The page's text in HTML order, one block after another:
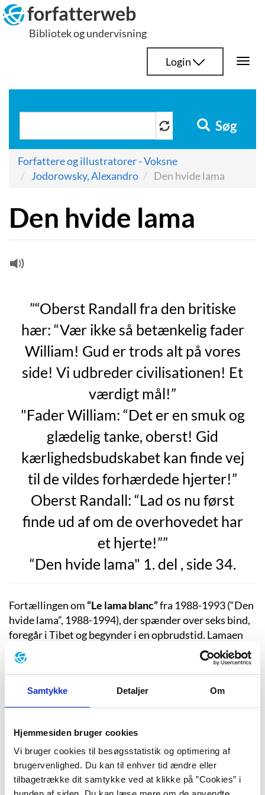
Samtykke Detaljer Om
Hjemmesiden bruger cookies
Vi bruger cookies til besøgsstatistik og optimering af
brugervenlighed. Du kan til enhver tid ændre eller
tilbagetrække dit samtykke ved at klikke på ”Cookies” i
Hop
til
indhold
forfatterweb
Bibliotek og undervisning
Login
Søg
Forfattere og illustratorer - Voksne
Jodorowsky, Alexandro
Den hvide lama
Den hvide lama
”“Oberst Randall fra den britiske
hær: “Vær ikke så betænkelig fader
William! Gud er trods alt på vores
side! Vi udbreder civilisationen! Et
værdigt mål!”
"Fader William: “Det er en smuk og
glædelig tanke, oberst! Gid
kærlighedsbudskabet kan finde vej
til de vildes forhærdede hjerter!”
Oberst Randall: “Lad os nu først
finde ud af om de overhovedet har
et hjerte!””
“Den hvide lama" 1. del , side 34.
Fortællingen om “Le lama blanc”fra 1988-1993 (“Den
hvide lama”, 1988-1994), der spænder over seks bind,
foregår i Tibet og begynder i en opbrudstid. Lamaen
(en buddhistisk, åndelig autoritet) får et forvarsel om
fremtiden: Han ser Kinas invasion af Tibet. Lamaen
vælger at forlade verden efter, at han har udpeget sin
efterfølger, den magtbegærlige lama Migmar, som gør
alt, hvad han kan for at befæste sin nyvundne magt.
Punjab et togt ind i Tibet for at udbrede civilisationen
og kristendommens kærlighedsbudskab. Det sker ved
et rask, militært slag mod tibetanerne, hvor blodet
flyder. Derefter overtager englænderne magten efter